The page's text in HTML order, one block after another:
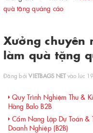
quà tặng quảng cáo
Xưởng chuyên
làm quà tặng
Đăng bởiVIETBAGS NETvào lúc
Quy Trình Nghiệm Thu &
Hàng Balo B2B
Cẩm Nang Lập Dự Toán
Doanh Nghiệp (B2B)